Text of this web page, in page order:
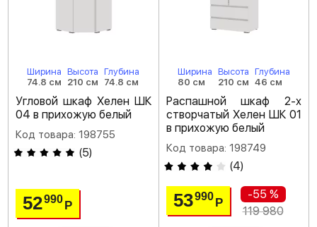
Ширина
74.8 см
Высота
210 см
Глубина
74.8 см
Угловой шкаф Хелен ШК
04 в прихожую белый
Код товара: 198755
(5)
52990Р
Ширина
80 см
Высота
210 см
Глубина
46 см
Распашной шкаф 2-х
створчатый Хелен ШК 01
в прихожую белый
Код товара: 198749
(4)
53990 Р
-55 %
119 980